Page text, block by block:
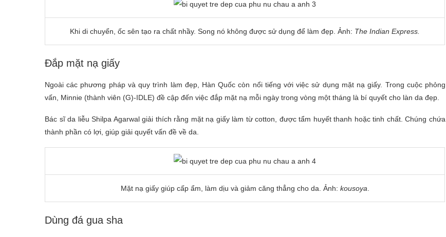
Khi di chuyển, ốc sên tạo ra chất nhầy. Song nó không được sử dụng để làm đẹp. Ảnh: The Indian Express.
Đắp mặt nạ giấy
Ngoài các phương pháp và quy trình làm đẹp, Hàn Quốc còn nổi tiếng với việc sử dụng mặt nạ giấy. Trong cuộc phỏng
vấn, Minnie (thành viên (G)-IDLE) đề cập đến việc đắp mặt nạ mỗi ngày trong vòng một tháng là bí quyết cho làn da đẹp.
Bác sĩ da liễu Shilpa Agarwal giải thích rằng mặt nạ giấy làm từ cotton, được tẩm huyết thanh hoặc tinh chất. Chúng chứa
thành phần có lợi, giúp giải quyết vấn đề về da.
Mặt nạ giấy giúp cấp ẩm, làm dịu và giảm căng thẳng cho da. Ảnh: kousoya
Dùng đá gua sha